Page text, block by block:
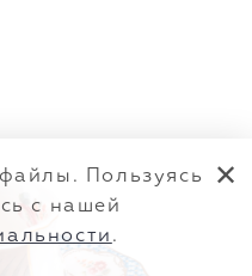
Пользуясь
с нашей
.
✕